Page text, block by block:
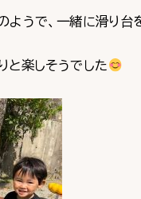
ようで、一緒に滑り台
と楽しそうでした